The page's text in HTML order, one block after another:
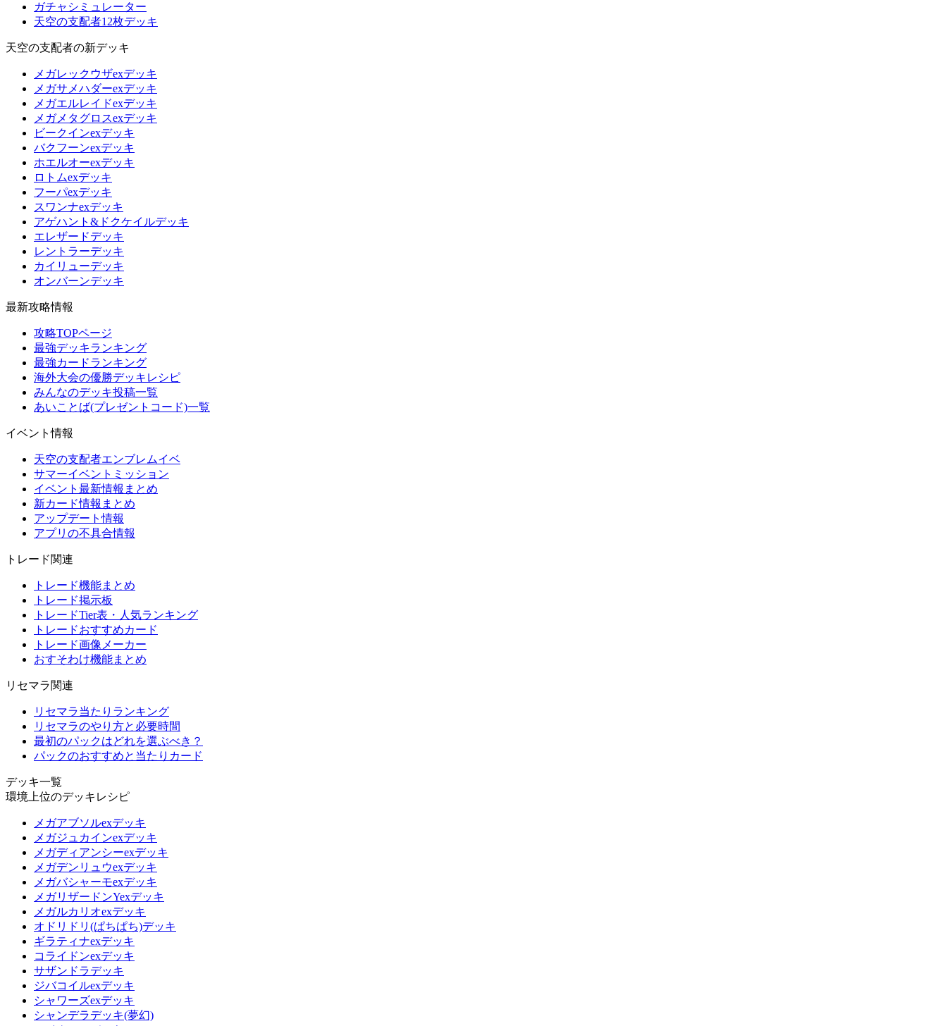
ガチャシミュレーター
天空の支配者12枚デッキ
天空の支配者の新デッキ
メガレックウザexデッキ
メガサメハダーexデッキ
メガエルレイドexデッキ
メガメタグロスexデッキ
ビークインexデッキ
バクフーンexデッキ
ホエルオーexデッキ
ロトムexデッキ
フーパexデッキ
スワンナexデッキ
アゲハント&ドクケイルデッキ
エレザードデッキ
レントラーデッキ
カイリューデッキ
オンバーンデッキ
最新攻略情報
攻略TOPページ
最強デッキランキング
最強カードランキング
海外大会の優勝デッキレシピ
みんなのデッキ投稿一覧
あいことば(プレゼントコード)一覧
イベント情報
天空の支配者エンブレムイベ
サマーイベントミッション
イベント最新情報まとめ
新カード情報まとめ
アップデート情報
アプリの不具合情報
トレード関連
トレード機能まとめ
トレード掲示板
トレードTier表・人気ランキング
トレードおすすめカード
トレード画像メーカー
おすそわけ機能まとめ
リセマラ関連
リセマラ当たりランキング
リセマラのやり方と必要時間
最初のパックはどれを選ぶべき？
パックのおすすめと当たりカード
デッキ一覧
環境上位のデッキレシピ
メガアブソルexデッキ
メガジュカインexデッキ
メガディアンシーexデッキ
メガデンリュウexデッキ
メガバシャーモexデッキ
メガリザードンYexデッキ
メガルカリオexデッキ
オドリドリ(ぱちぱち)デッキ
ギラティナexデッキ
コライドンexデッキ
サザンドラデッキ
ジバコイルexデッキ
シャワーズexデッキ
シャンデラデッキ(夢幻)